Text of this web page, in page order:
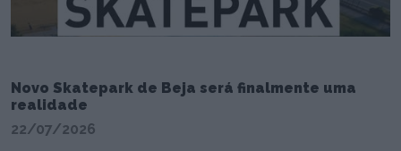
Novo Skatepark de Beja será finalmente uma
realidade
22/07/2026